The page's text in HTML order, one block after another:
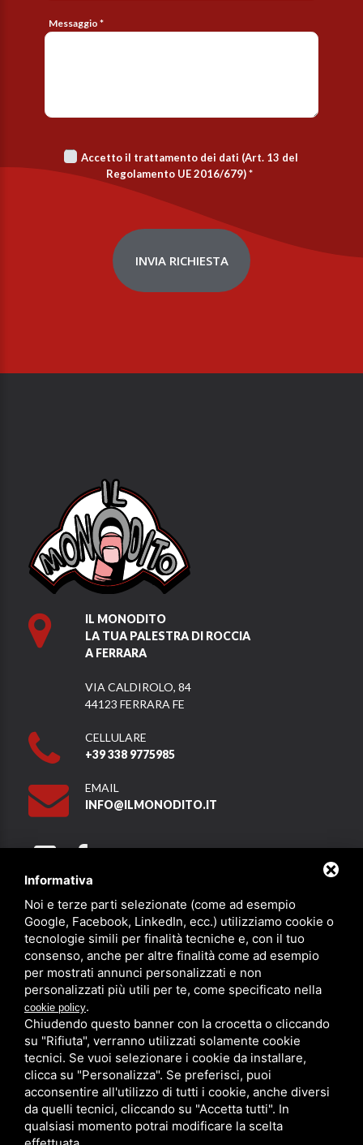
Messaggio *
Accetto il trattamento dei dati (Art. 13 del
Regolamento UE 2016/679)*
INVIA RICHIESTA
IL MONODITO
LA TUA PALESTRA DI ROCCIA
A FERRARA
VIA CALDIROLO, 84
44123 FERRARA FE
CELLULARE
+39 338 9775985
EMAIL
INFO@ILMONODITO.IT
Partner
PRIVACY SITEMAP/ QUESTO SITO È PROTETTO DA GOOGLE
RECAPTCHA V3,PRIVACY POLICYE TERMS OF SERVICEDI GOOGLE.
Informativa
Noi e terze parti selezionate (come ad esempio
Google, Facebook, LinkedIn, ecc.) utilizziamo cookie o
tecnologie simili per finalità tecniche e, con il tuo
consenso, anche per altre finalità come ad esempio
per mostrati annunci personalizzati e non
personalizzati più utili per te, come specificato nella
cookie policy.
Chiudendo questo banner con la crocetta o cliccando
su "Rifiuta", verranno utilizzati solamente cookie
tecnici. Se vuoi selezionare i cookie da installare,
clicca su "Personalizza". Se preferisci, puoi
acconsentire all'utilizzo di tutti i cookie, anche diversi
da quelli tecnici, cliccando su "Accetta tutti". In
qualsiasi momento potrai modificare la scelta